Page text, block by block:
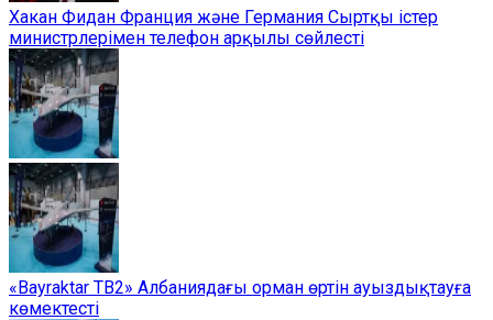
Хакан Фидан Франция және Германия Сыртқы істер
министрлерімен телефон арқылы сөйлесті
«Bayraktar TB2» Албаниядағы орман өртін ауыздықтауға
көмектесті